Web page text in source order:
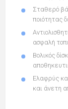
Σταθερό
ποιότητας
ασφαλή
Βολικός
Ελαφρύς
και άνετη